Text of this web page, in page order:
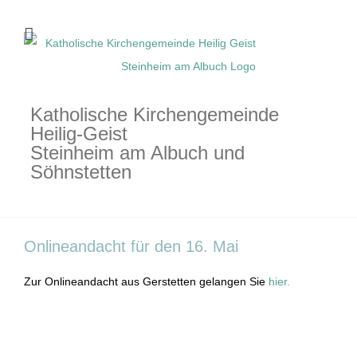
Inhalt
Katholische Kirchengemeinde
Heilig-Geist
Steinheim am Albuch und
Söhnstetten
Onlineandacht für den 16. Mai
Zur Onlineandacht aus Gerstetten gelangen Sie hier.